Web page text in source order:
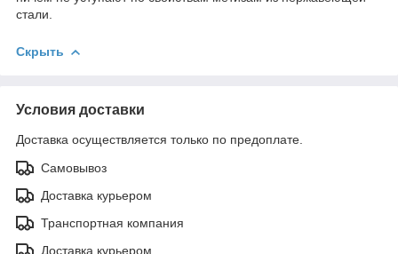
стали.
Скрыть
Условия доставки
Доставка осуществляется только по предоплате.
Самовывоз
Доставка курьером
Транспортная компания
Доставка курьером